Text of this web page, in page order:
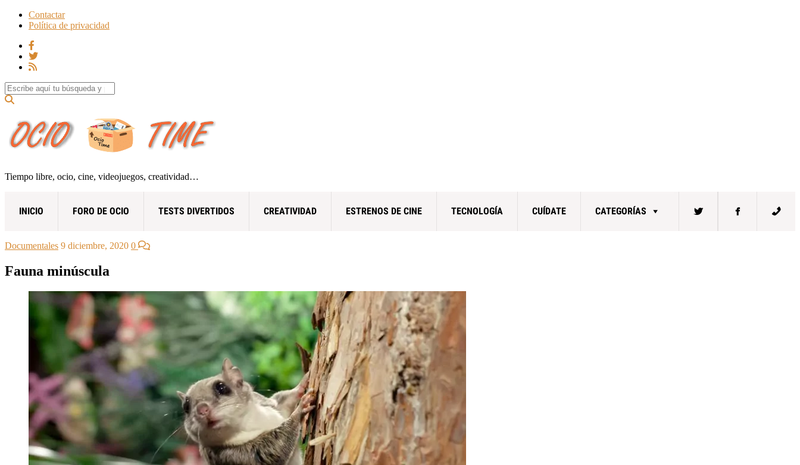
Contactar
Política de privacidad
Search for:
Tiempo libre, ocio, cine, videojuegos, creatividad…
INICIO FORO DE OCIO TESTS DIVERTIDOS CREATIVIDAD ESTRENOS DE CINE TECNOLOGÍA CUÍDATE CATEGORÍAS
Documentales 9 diciembre, 2020 0
Fauna minúscula